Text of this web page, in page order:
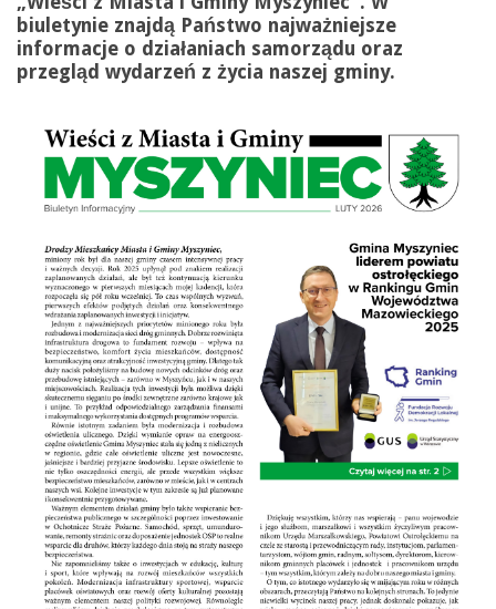
biuletynie znajdą Państwo najważniejsze
informacje o działaniach samorządu oraz
przegląd wydarzeń z życia naszej gminy.